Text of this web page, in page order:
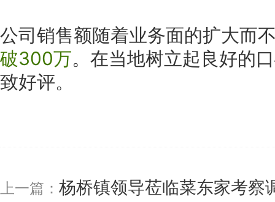
公司销售额随着业务面的扩大而
破300万。在当地树立起良好的
致好评。
上一篇： 杨桥镇领导莅临菜东家考察